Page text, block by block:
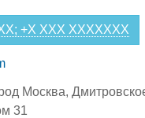
+X XXX XXXXXXX
Москва,
31